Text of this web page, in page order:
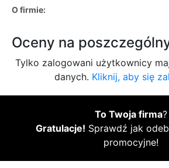
O firmie:
Oceny na
Tylko zalogowani użytkownicy
danych. Kliknij, aby się
To Twoja firma?
Gratulacje! Sprawdź jak
promocyjne!